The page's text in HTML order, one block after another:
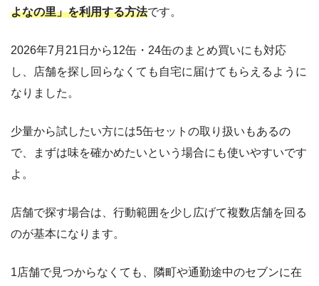
よなの里」を利用する方法です。
2026年7月21日から12缶・24缶のまとめ買いにも対応
し、店舗を探し回らなくても自宅に届けてもらえるように
なりました。
少量から試したい方には5缶セットの取り扱いもあるの
で、まずは味を確かめたいという場合にも使いやすいです
よ。
店舗で探す場合は、行動範囲を少し広げて複数店舗を回る
のが基本になります。
1店舗で見つからなくても、隣町や通勤途中のセブンに在